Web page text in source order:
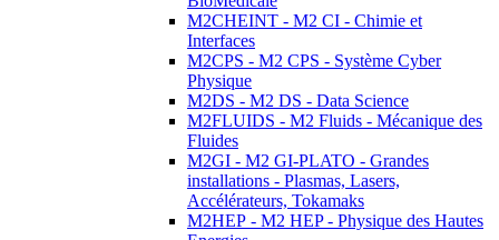
M2CHEINT - M2 CI - Chimie et
Interfaces
M2CPS - M2 CPS - Système Cyber
Physique
M2DS - M2 DS - Data Science
M2FLUIDS - M2 Fluids - Mécanique des
Fluides
M2GI - M2 GI-PLATO - Grandes
installations - Plasmas, Lasers,
Accélérateurs, Tokamaks
M2HEP - M2 HEP - Physique des Hautes